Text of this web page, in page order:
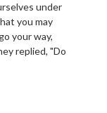
under
you may
your way,
replied, "Do